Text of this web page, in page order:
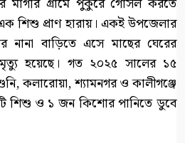
শিশু প্রাণ হারায়। একই উপজেলার
নানা বাড়িতে এসে মাছের ঘেরের
হয়েছে। গত ২০২৫ সালের ১৫
কলারোয়া, শ্যামনগর ও কালীগঞ্জে
শিশু ও ১ জন কিশোর পানিতে ডুবে